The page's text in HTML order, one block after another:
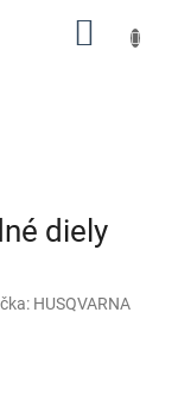
diely
HUSQVARNA